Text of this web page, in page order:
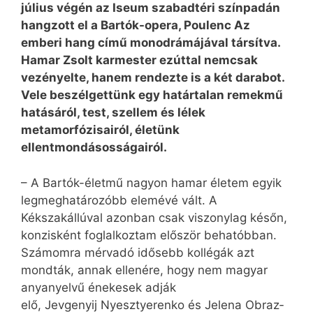
július végén az Iseum szabadtéri színpadán
hangzott el a Bartók-opera, Poulenc Az
emberi hang című monodrámájával társítva.
Hamar Zsolt karmester ezúttal nemcsak
vezényelte, hanem rendezte is a két darabot.
Vele beszélgettünk egy határtalan remekmű
hatásáról, test, szellem és lélek
metamorfózisairól, életünk
ellentmondásosságairól.
– A Bartók-életmű nagyon hamar életem egyik
legmeghatározóbb elemévé vált. A
Kékszakállúval azonban csak viszonylag későn,
konzisként foglalkoztam először behatóbban.
Számomra mérvadó idősebb kollégák azt
mondták, annak ellenére, hogy nem magyar
anyanyelvű énekesek adják
elő, Jevgenyij Nyesztyerenko és Jelena Obraz­